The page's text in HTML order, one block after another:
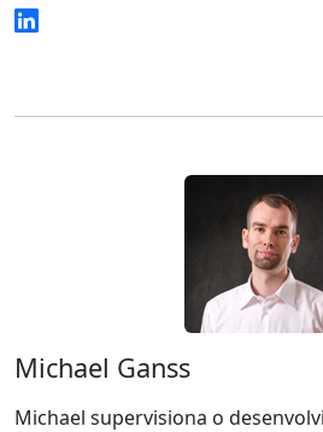
Michael Ganss
Michael supervisiona o